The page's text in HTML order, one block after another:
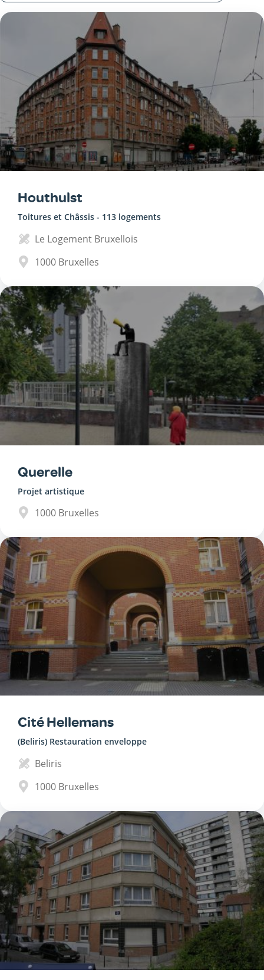
Houthulst
Toitures et Châssis - 113 logements
Le Logement Bruxellois
1000 Bruxelles
Querelle
Projet artistique
1000 Bruxelles
Cité Hellemans
(Beliris) Restauration enveloppe
Beliris
1000 Bruxelles